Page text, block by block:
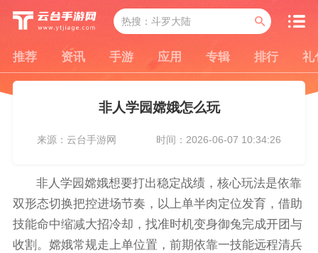
推荐 资讯 手游 应用 专辑 排行 礼
非人学园嫦娥怎么玩
来源：云台手游网 时间：2026-06-07 10:34:26
非人学园嫦娥想要打出稳定战绩，核心玩法是依靠
双形态切换把控进场节奏，以上单半肉定位发育，借助
技能命中缩减大招冷却，找准时机变身御兔完成开团与
收割。嫦娥常规走上单位置，前期依靠一技能远程清兵